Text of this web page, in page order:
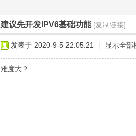
› ›
建议先开发IPV6基础功能 [复制链接]
发表于 2020-9-5 22:05:21 | 显示全部
难度大？